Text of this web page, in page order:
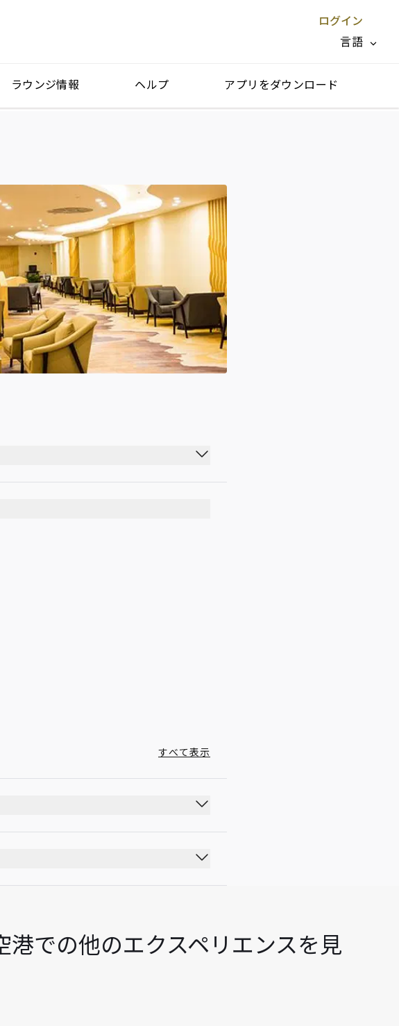
ログイン
言語
閉じる X
ラウンジ情報 ヘルプ アプリをダウンロード
05:20 - 22:45
すべて表示
港での他のエクスペリエンスを見